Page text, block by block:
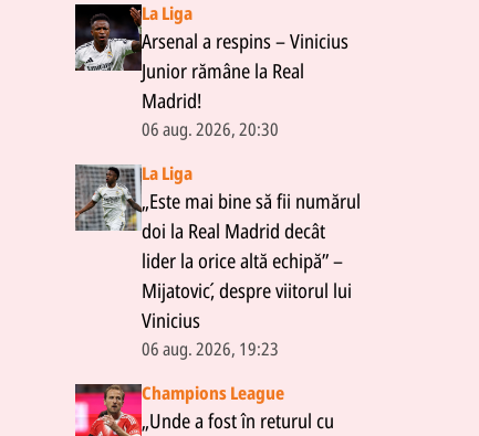
La Liga
Arsenal a respins – Vinicius
Junior rămâne la Real
Madrid!
06 aug. 2026, 20:30
La Liga
„Este mai bine să fii numărul
doi la Real Madrid decât
lider la orice altă echipă” –
Mijatović, despre viitorul lui
Vinicius
06 aug. 2026, 19:23
Champions League
„Unde a fost în returul cu